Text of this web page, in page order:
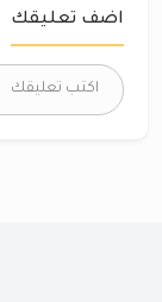
اضف تعليقك